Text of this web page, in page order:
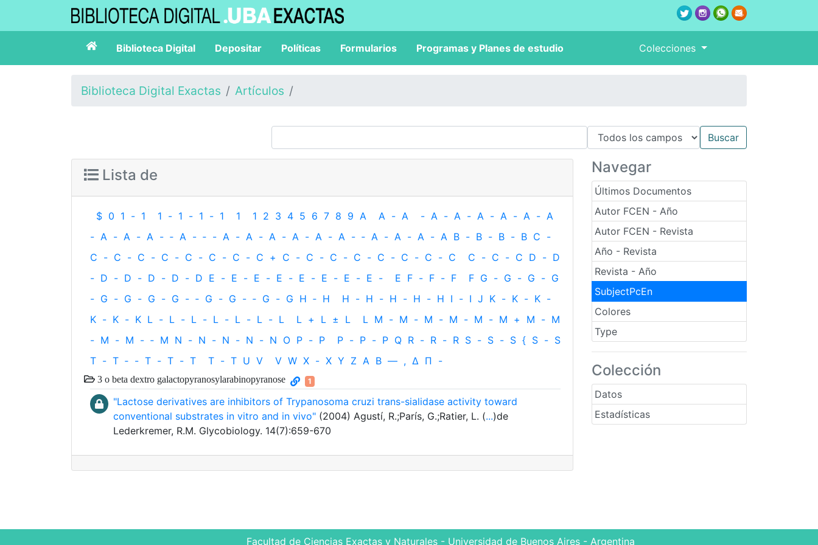
Biblioteca Digital Depositar Políticas Formularios Programas y Planes de estudio Colecciones
Biblioteca Digital Exactas Artículos
Navegar
Últimos Documentos
Autor FCEN - Año
Autor FCEN - Revista
Año - Revista
Revista - Año
SubjectPcEn
Colores
Type
Colección
Datos
Estadísticas
Lista de
$ 0 1 - 1 1 - 1 - 1 - 1 1 1 2 3 4 5 6 7 8 9 A A - A - A - A - A - A - A - A
- A - A - A - ‐ A - ‐ - A - A - A - A - A - A - ‐ A - A - A - A B - B - B - B C -
C - C - C - C - C - C - C - C + C - C - C - C - C - C - C - C C - C - C D - D
- D - D - D - D - D E - E - E - E - E - E - E - E - E F - F - F F G - G - G - G
- G - G - G - G - ‐ G - G - ‐ G - G H ‐ H H - H - H - H - H I - I J K - K - K -
K - K - K L - L - L - L - L - L - L L + L ± L L M - M - M - M - M - M + M - M
- M - M - ‐ M N - N - N - N - N O P - P P - P - P Q R - R - R S - S - S { S - S
T - T ‐ - T - T - T T - T U V V W X - X Y Z Α Β — , Δ Π -
3 o beta dextro galactopyranosylarabinopyranose 1
"Lactose derivatives are inhibitors of Trypanosoma cruzi trans-sialidase activity toward
conventional substrates in vitro and in vivo" (2004) Agustí, R.;París, G.;Ratier, L. (...)de
Lederkremer, R.M. Glycobiology. 14(7):659-670
Facultad de Ciencias Exactas y Naturales - Universidad de Buenos Aires - Argentina